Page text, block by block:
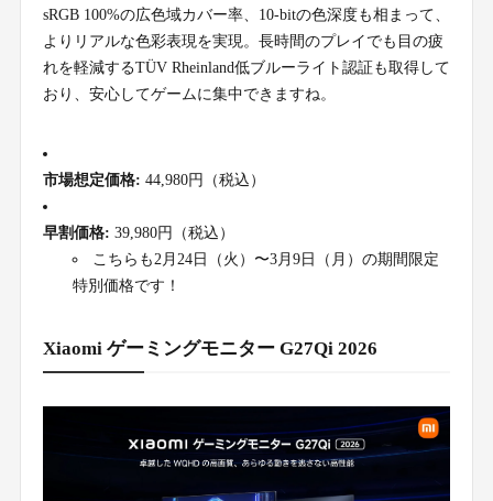
sRGB 100%の広色域カバー率、10-bitの色深度も相まって、
よりリアルな色彩表現を実現。長時間のプレイでも目の疲
れを軽減するTÜV Rheinland低ブルーライト認証も取得して
おり、安心してゲームに集中できますね。
市場想定価格: 44,980円（税込）
早割価格: 39,980円（税込）
こちらも2月24日（火）〜3月9日（月）の期間限定
特別価格です！
Xiaomi ゲーミングモニター G27Qi 2026